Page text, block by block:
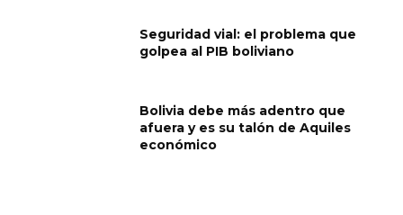
Seguridad vial: el problema que
golpea al PIB boliviano
Bolivia debe más adentro que
afuera y es su talón de Aquiles
económico